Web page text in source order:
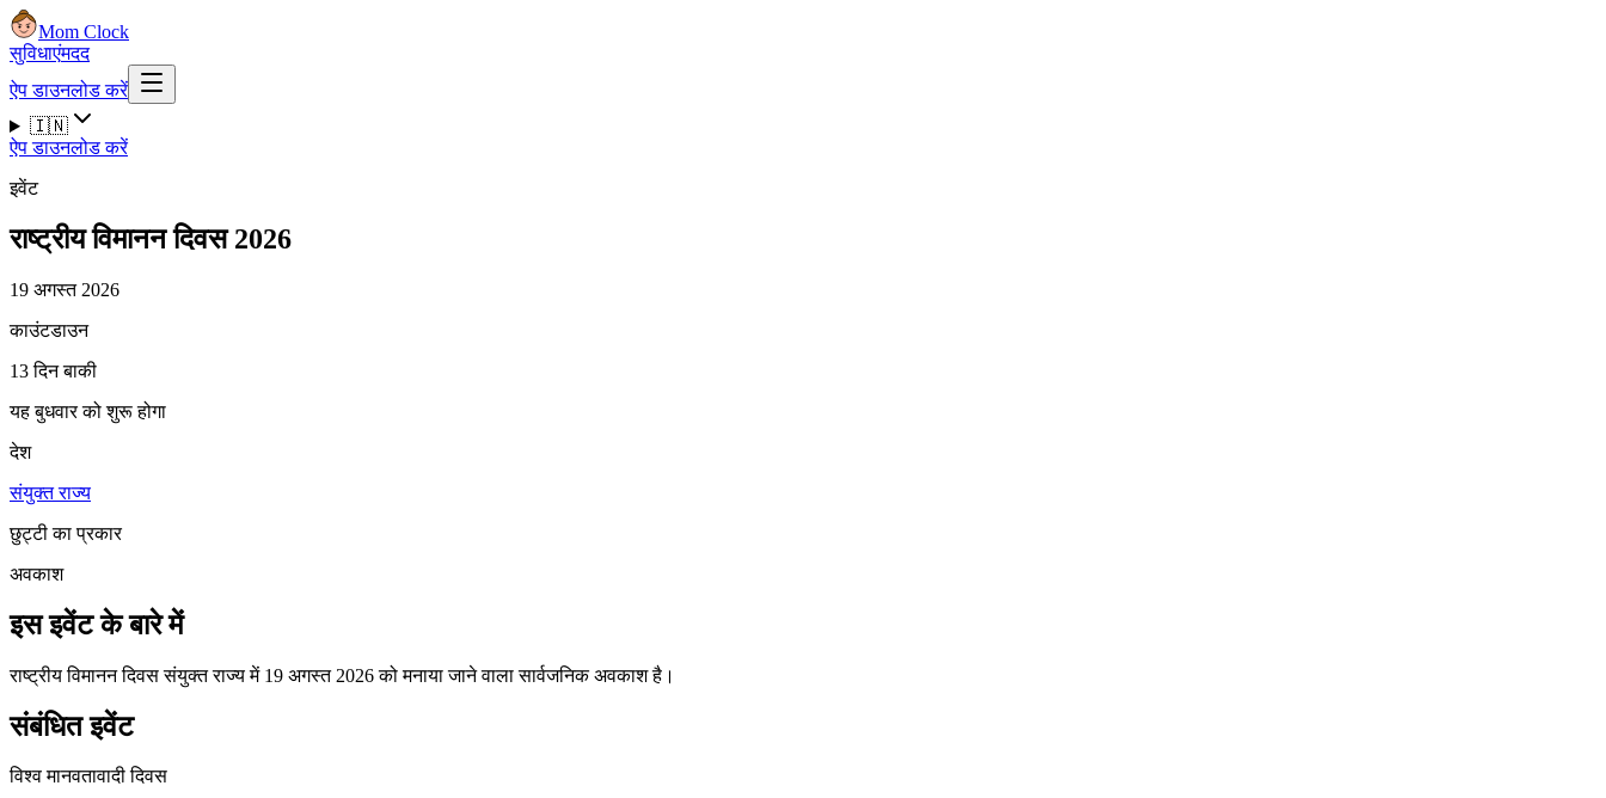
Mom Clock
सुविधाएंमदद
ऐप डाउनलोड करें
🇮🇳
ऐप डाउनलोड करें
इवेंट
राष्ट्रीय विमानन दिवस 2026
19 अगस्त 2026
काउंटडाउन
13 दिन बाकी
यह बुधवार को शुरू होगा
देश
संयुक्त राज्य
छुट्टी का प्रकार
अवकाश
इस इवेंट के बारे में
राष्ट्रीय विमानन दिवस संयुक्त राज्य में 19 अगस्त 2026 को मनाया जाने वाला सार्वजनिक अवकाश है।
संबंधित इवेंट
विश्व मानवतावादी दिवस